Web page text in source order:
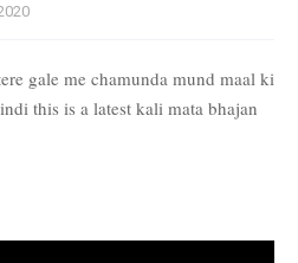
gale me chamunda mund maal ki
this is a latest kali mata bhajan